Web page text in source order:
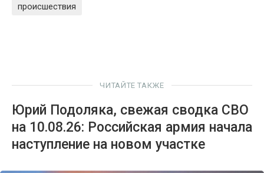
происшествия
ЧИТАЙТЕ ТАКЖЕ
Юрий Подоляка, свежая сводка СВО
на 10.08.26: Российская армия начала
наступление на новом участке